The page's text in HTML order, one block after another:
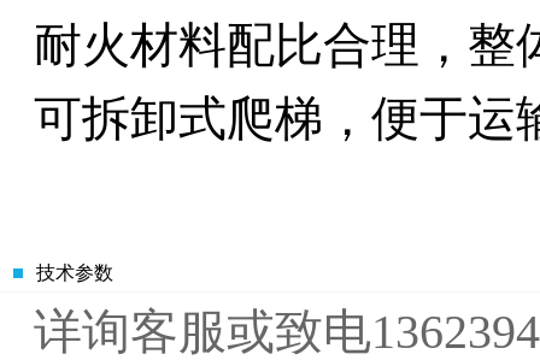
耐火材料配比合理，整
可拆卸式爬梯，便于运
技术参数
详询客服或致电